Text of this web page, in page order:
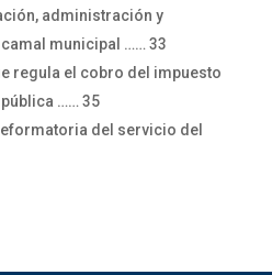
administración y
municipal …… 33
regula el cobro del impuesto
…… 35
del servicio del